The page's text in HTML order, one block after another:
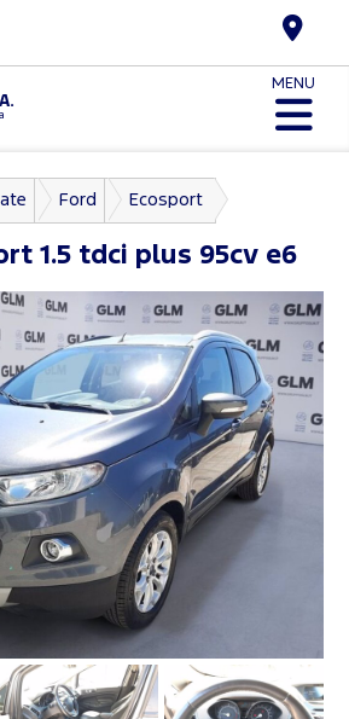
MENU
Ford Ecosport
1.5 tdci plus 95cv e6